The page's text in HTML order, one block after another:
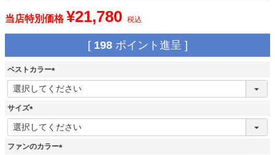
当店特別価格 ¥21,780 税込
[ 198 ポイント進呈 ]
ベストカラー
(
必
サイズ
(
必
須
ファンのカラー